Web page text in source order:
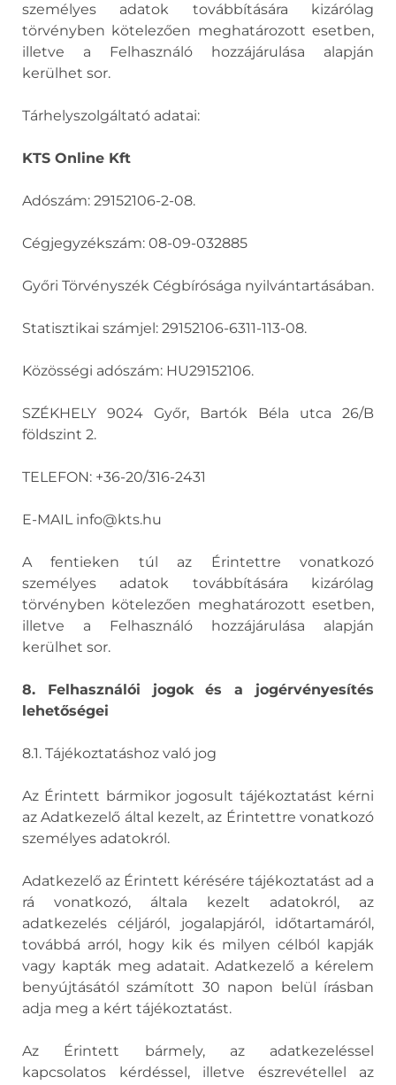
személyes adatok továbbítására kizárólag
törvényben kötelezően meghatározott esetben,
illetve a Felhasználó hozzájárulása alapján
kerülhet sor.
Tárhelyszolgáltató adatai:
KTS Online Kft
Adószám: 29152106-2-08.
Cégjegyzékszám: 08-09-032885
Győri Törvényszék Cégbírósága nyilvántartásában.
Statisztikai számjel: 29152106-6311-113-08.
Közösségi adószám: HU29152106.
SZÉKHELY 9024 Győr, Bartók Béla utca 26/B
földszint 2.
TELEFON: +36-20/316-2431
E-MAIL info@kts.hu
A fentieken túl az Érintettre vonatkozó
személyes adatok továbbítására kizárólag
törvényben kötelezően meghatározott esetben,
illetve a Felhasználó hozzájárulása alapján
kerülhet sor.
8. Felhasználói jogok és a jogérvényesítés
lehetőségei
8.1. Tájékoztatáshoz való jog
Az Érintett bármikor jogosult tájékoztatást kérni
az Adatkezelő által kezelt, az Érintettre vonatkozó
személyes adatokról.
Adatkezelő az Érintett kérésére tájékoztatást ad a
rá vonatkozó, általa kezelt adatokról, az
adatkezelés céljáról, jogalapjáról, időtartamáról,
továbbá arról, hogy kik és milyen célból kapják
vagy kapták meg adatait. Adatkezelő a kérelem
benyújtásától számított 30 napon belül írásban
adja meg a kért tájékoztatást.
Az Érintett bármely, az adatkezeléssel
kapcsolatos kérdéssel, illetve észrevétellel az